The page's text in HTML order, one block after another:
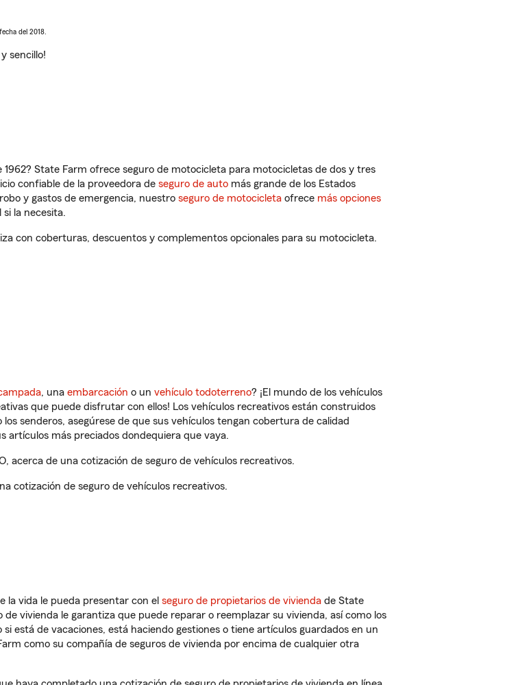
del 2018.
sencillo!
State Farm ofrece seguro de motocicleta para motocicletas de dos y tres
confiable de la proveedora de seguro de auto más grande de los Estados
y gastos de emergencia, nuestro seguro de motocicleta ofrece más opciones
la necesita.
con coberturas, descuentos y complementos opcionales para su motocicleta.
, una embarcación o un vehículo todoterreno? ¡El mundo de los vehículos
que puede disfrutar con ellos! Los vehículos recreativos están construidos
senderos, asegúrese de que sus vehículos tengan cobertura de calidad
artículos más preciados dondequiera que vaya.
acerca de una cotización de seguro de vehículos recreativos.
cotización de seguro de vehículos recreativos.
la vida le pueda presentar con el seguro de propietarios de vivienda de State
de vivienda le garantiza que puede reparar o reemplazar su vivienda, así como los
está de vacaciones, está haciendo gestiones o tiene artículos guardados en un
como su compañía de seguros de vivienda por encima de cualquier otra